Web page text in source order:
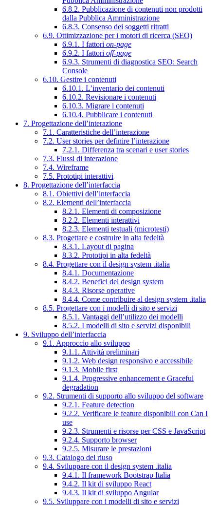
6.8.2. Pubblicazione di contenuti non prodotti
dalla Pubblica Amministrazione
6.8.3. Consenso dei soggetti ritratti
6.9. Ottimizzazione per i motori di ricerca (SEO)
6.9.1. I fattori on-page
6.9.2. I fattori off-page
6.9.3. Strumenti di diagnostica SEO: Search
Console
6.10. Gestire i contenuti
6.10.1. L’inventario dei contenuti
6.10.2. Revisionare i contenuti
6.10.3. Migrare i contenuti
6.10.4. Pubblicare i contenuti
7. Progettazione dell’interazione
7.1. Caratteristiche dell’interazione
7.2. User stories per definire l’interazione
7.2.1. Differenza tra scenari e user stories
7.3. Flussi di interazione
7.4. Wireframe
7.5. Prototipi interattivi
8. Progettazione dell’interfaccia
8.1. Obiettivi dell’interfaccia
8.2. Elementi dell’interfaccia
8.2.1. Elementi di composizione
8.2.2. Elementi interattivi
8.2.3. Elementi testuali (microtesti)
8.3. Progettare e costruire in alta fedeltà
8.3.1. Layout di pagina
8.3.2. Prototipi in alta fedeltà
8.4. Progettare con il design system .italia
8.4.1. Documentazione
8.4.2. Benefici del design system
8.4.3. Risorse operative
8.4.4. Come contribuire al design system .italia
8.5. Progettare con i modelli di sito e servizi
8.5.1. Vantaggi dell’utilizzo dei modelli
8.5.2. I modelli di sito e servizi disponibili
9. Sviluppo dell’interfaccia
9.1. Approccio allo sviluppo
9.1.1. Attività preliminari
9.1.2. Web design responsivo e accessibile
9.1.3. Mobile first
9.1.4. Progressive enhancement e Graceful
degradation
9.2. Strumenti di supporto allo sviluppo del software
9.2.1. Feature detection
9.2.2. Verificare le feature disponibili con Can I
use
9.2.3. Strumenti e risorse per CSS e JavaScript
9.2.4. Supporto browser
9.2.5. Misurare le prestazioni
9.3. Catalogo del riuso
9.4. Sviluppare con il design system .italia
9.4.1. Il framework Bootstrap Italia
9.4.2. Il kit di sviluppo React
9.4.3. Il kit di sviluppo Angular
9.5. Sviluppare con i modelli di sito e servizi